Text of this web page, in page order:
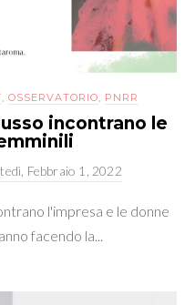
, OSSERVATORIO, PNRR
incontrano le
Febbraio 1, 2022
l'impresa e le donne
facendo la...